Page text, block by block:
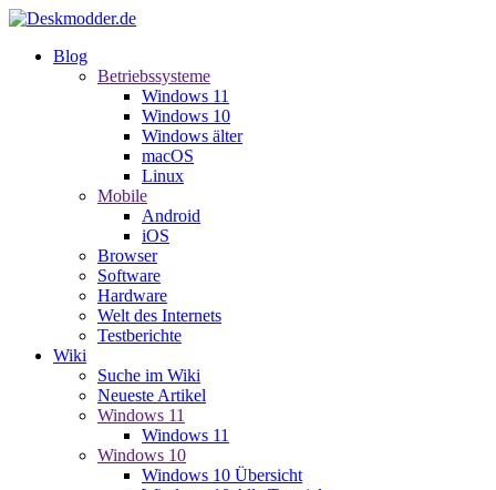
Blog
Betriebssysteme
Windows 11
Windows 10
Windows älter
macOS
Linux
Mobile
Android
iOS
Browser
Software
Hardware
Welt des Internets
Testberichte
Wiki
Suche im Wiki
Neueste Artikel
Windows 11
Windows 11
Windows 10
Windows 10 Übersicht